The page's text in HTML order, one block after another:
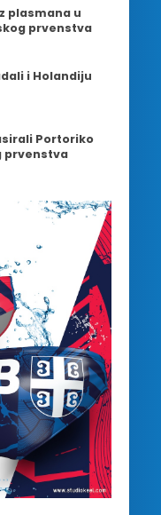
plasmana u
prvenstva
i Holandiju
Portoriko
prvenstva